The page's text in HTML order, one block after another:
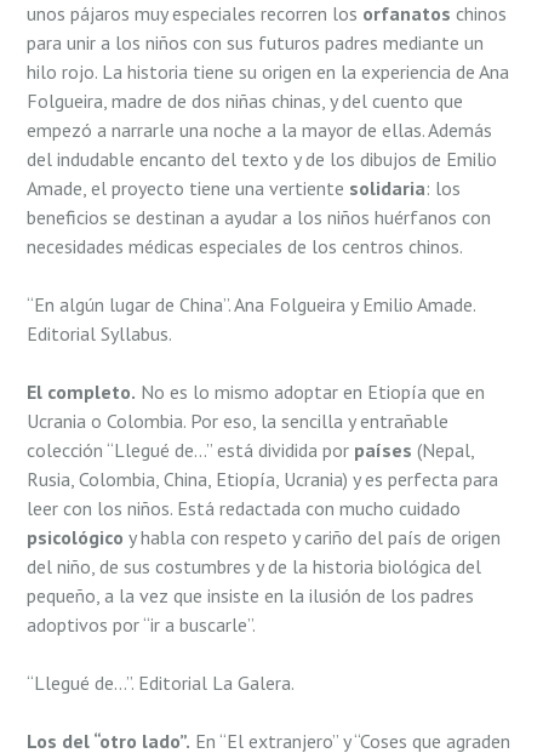
unos pájaros muy especiales recorren los orfanatos chinos
para unir a los niños con sus futuros padres mediante un
hilo rojo. La historia tiene su origen en la experiencia de Ana
Folgueira, madre de dos niñas chinas, y del cuento que
empezó a narrarle una noche a la mayor de ellas. Además
del indudable encanto del texto y de los dibujos de Emilio
Amade, el proyecto tiene una vertiente solidaria: los
beneficios se destinan a ayudar a los niños huérfanos con
necesidades médicas especiales de los centros chinos.
“En algún lugar de China”. Ana Folgueira y Emilio Amade.
Editorial Syllabus.
El completo. No es lo mismo adoptar en Etiopía que en
Ucrania o Colombia. Por eso, la sencilla y entrañable
colección “Llegué de…” está dividida por países (Nepal,
Rusia, Colombia, China, Etiopía, Ucrania) y es perfecta para
leer con los niños. Está redactada con mucho cuidado
psicológico y habla con respeto y cariño del país de origen
del niño, de sus costumbres y de la historia biológica del
pequeño, a la vez que insiste en la ilusión de los padres
adoptivos por “ir a buscarle”.
“Llegué de…”. Editorial La Galera.
Los del “otro lado”. En “El extranjero” y “Coses que agraden